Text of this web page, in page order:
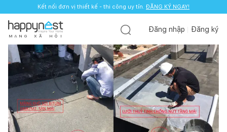
Kết nối đơn vị thiết kế - thi công uy tín. ĐĂNG KÝ NGAY!
M Ạ N G X Ã H Ộ I
Đăng nhập Đăng ký